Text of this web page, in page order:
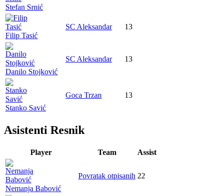
Stefan Srnić
Filip Tasić
SC Aleksandar 13
Danilo Stojković
SC Aleksandar 13
Stanko Savić
Goca Trzan 13
Asistenti Resnik
Player Team Assist
Nemanja Babović
Povratak otpisanih 22